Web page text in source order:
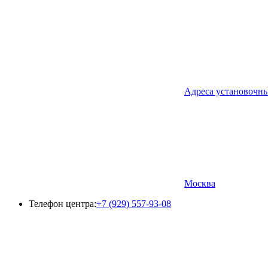
Адреса
Москва
Телефон центра:+7 (929) 557-93-08